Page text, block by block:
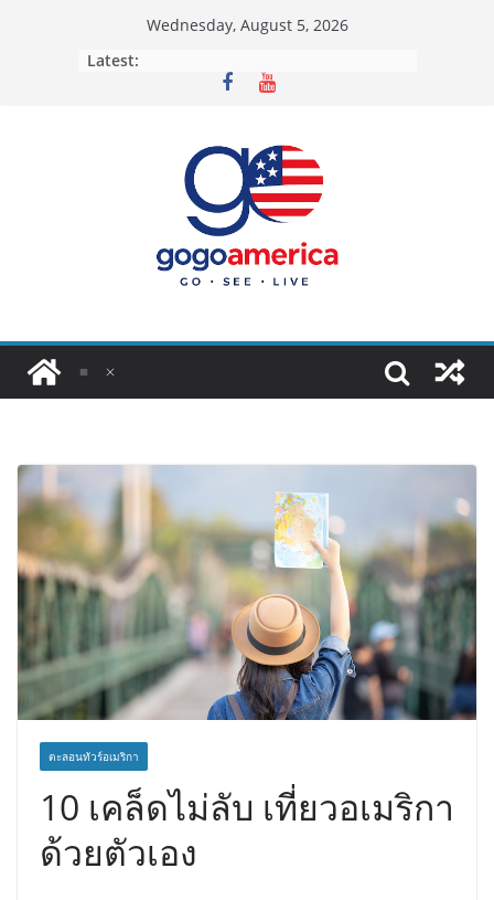
Wednesday, August 5, 2026
Latest:
ตะลอนทัวร์อเมริกา
10 เคล็ดไม่ลับ เที่ยวอเมริกา
ด้วยตัวเอง